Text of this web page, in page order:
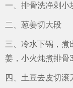
一、排骨洗净剁小
二、葱姜切大段
三、冷水下锅，煮
姜，小火炖煮排骨
四、土豆去皮切滚